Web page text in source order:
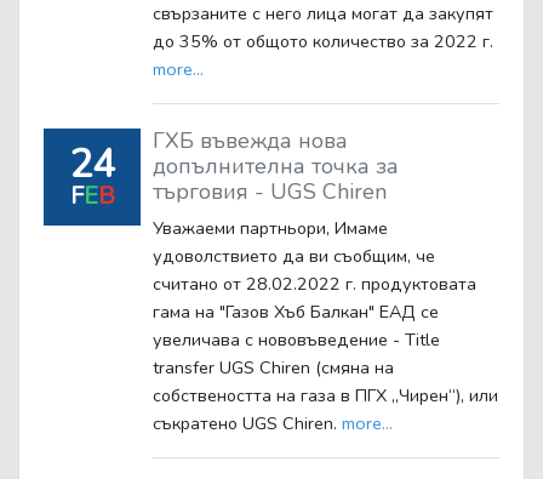
свързаните с него лица могат да закупят
до 35% от общото количество за 2022 г.
more...
24
FEB
ГХБ въвежда нова
допълнителна точка за
търговия - UGS Chiren
Уважаеми партньори, Имаме
удоволствието да ви съобщим, че
считано от 28.02.2022 г. продуктовата
гама на "Газов Хъб Балкан" ЕАД се
увеличава с нововъведение - Title
transfer UGS Chiren (смяна на
собствеността на газа в ПГХ „Чирен“), или
съкратено UGS Chiren. more...